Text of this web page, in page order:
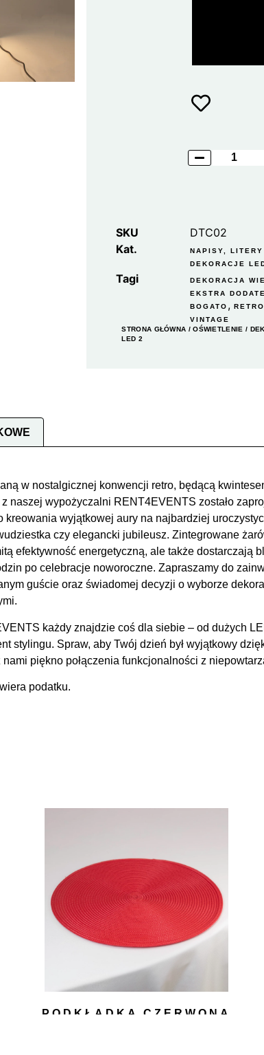
SKU
DTC02
Kat.
NAPISY,
DEKORACJE
Tagi DEKORACJA
EKSTRA
BOGATO , RETRO
VINTAGE
STRONA GŁÓWNA /OŚWIETLENIE /
LED 2
w nostalgicznej konwencji retro, będącą
naszej wypożyczalni RENT4EVENTS zostało
wyjątkowej aury na najbardziej
czy elegancki jubileusz. Zintegrowane
efektywność energetyczną, ale także dostarczają
po celebracje noworoczne. Zapraszamy do
guście oraz świadomej decyzji o wyborze
każdy znajdzie coś dla siebie – od dużych
stylingu. Spraw, aby Twój dzień był wyjątkowy
piękno połączenia funkcjonalności z
podatku.
PODKŁADKA CZERWONA